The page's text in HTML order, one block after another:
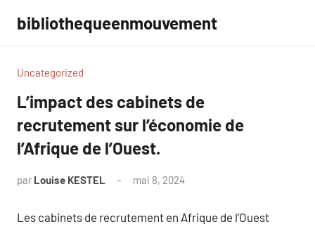
contenu
bibliothequeenmouvement
Uncategorized
L’impact des cabinets de
recrutement sur l’économie de
l’Afrique de l’Ouest.
par Louise KESTEL mai 8, 2024
Les cabinets de recrutement en Afrique de l’Ouest